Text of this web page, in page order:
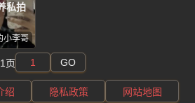
私拍
小李哥
页 GO
绍 隐私政策 网站地图